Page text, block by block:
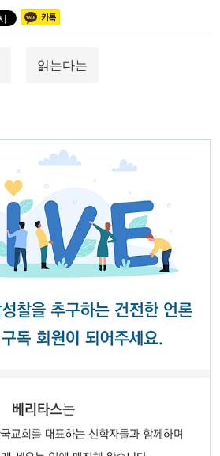
읽는다는